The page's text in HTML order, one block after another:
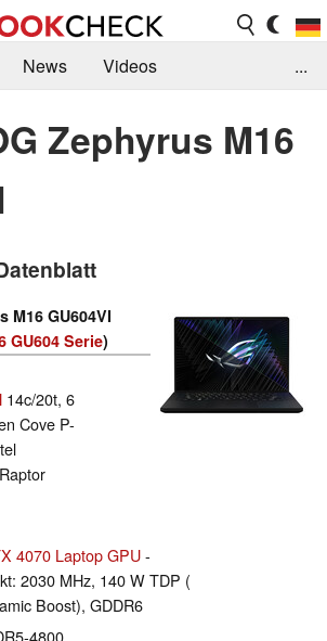
News
Videos
Deals Suche
Jobs
...
Zephyrus M16
M16 GU604VI
GU604 Serie)
14c/20t, 6
Cove P-
4070 Laptop GPU-
2030 MHz, 140 W TDP (
Boost), GDDR6
4800